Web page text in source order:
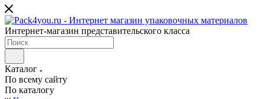
Интернет-магазин представительского класса
Каталог
По всему сайту
По каталогу